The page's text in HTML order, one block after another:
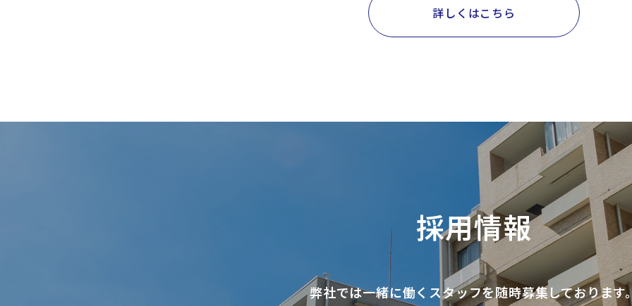
詳しくはこちら
採用情報
弊社では一緒に働くスタッフを随時募集しております